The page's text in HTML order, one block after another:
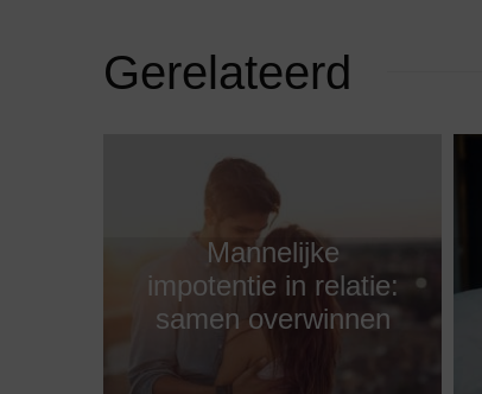
Gerelateerd
Mannelijke
impotentie in relatie:
samen overwinnen